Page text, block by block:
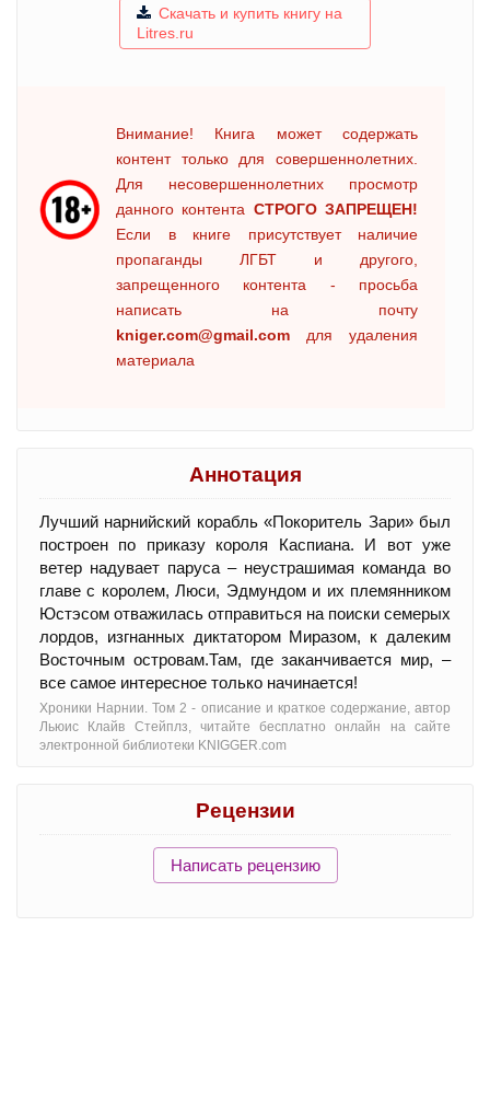
Скачать и купить книгу на
Litres.ru
Внимание! Книга может содержать
контент только для совершеннолетних.
Для несовершеннолетних просмотр
данного контента СТРОГО ЗАПРЕЩЕН!
Если в книге присутствует наличие
пропаганды ЛГБТ и другого,
запрещенного контента - просьба
написать на почту
kniger.com@gmail.com для удаления
материала
Аннотация
Лучший нарнийский корабль «Покоритель Зари» был
построен по приказу короля Каспиана. И вот уже
ветер надувает паруса – неустрашимая команда во
главе с королем, Люси, Эдмундом и их племянником
Юстэсом отважилась отправиться на поиски семерых
лордов, изгнанных диктатором Миразом, к далеким
Восточным островам.Там, где заканчивается мир, –
все самое интересное только начинается!
Хроники Нарнии. Том 2 - oписание и краткое содержание, автор
Льюис Клайв Стейплз, читайте бесплатно онлайн на сайте
электронной библиотеки KNIGGER.com
Рецензии
Написать рецензию